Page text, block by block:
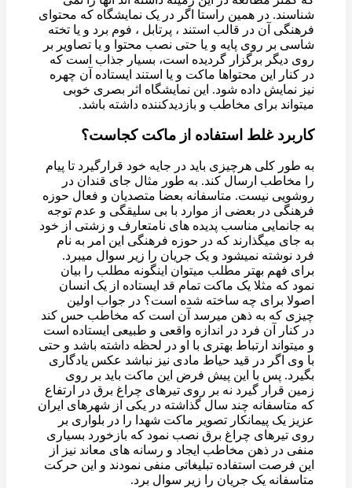
شناسند. در همین راستا اگر در یک نمایشگاه که محتوای
فرهنگی آن در قالب استند ، پرتابل ، فوم برد و یا تخته
شاسی بر روی پایه و یا حتی نصب محتوا و یا تصاویر بر
روی دیگر برگزار گردیده است، بسیار جذاب است که
در کنار این محتواها ماکت و یا استند ایستاده آن چهره
نیز نمایش داده شود. این نمایشگاه اثر بصری خوبی
میتواند برای مخاطب و بازدیدکننده داشته باشد.
کاربرد غلط استفاده از ماکت کجاست؟
به طور کلی هرچیزی باید در جایه خود قرارگیرد تا پیام
را مخاطب ارسال کند. به طور مثال جای قندان در
روشویی نیست. متاسفانه بعضا متصدیان و فعال حوزه
فرهنگی در بعضی از موارد با بی سلیقگی و عدم توجه
به جانمایی مناسب پدیده های نامتعارف و زشتی از خود
به جای میگذارند که در حوزه فرهنگی این امر به نام
فرد نوشته نمیشود و یک جریان را زیر سوال میبرد.
برای فهم بهتر مطلب میتوان اینگونه مطلب را بیان
نمود که مثلا یک ماکت تمام قد ایستاده از یک انسان
اصولا برای چه ساخته شده است؟ در جواب اولین
چیزی که به ذهن میرسد آن است که مخاطب حس کند
در کنار آن فرد در اندازه واقعی و طبیعی ایستاده است
و میتواند ارتباط بهتری با او در لحظه داشته باشد و حتی
با وی اگر در قید حیاط مادی نیز نباشد عکس یادگاری
بگیرد. پس با این پیش فرض این ماکت باید بر روی
زمین قرار گیرد نه بر روی تیرهای چراغ برق در ارتفاع
که متاسفانه چند سال گذاشته در یکی از شهرهای ایران
عزیز یک پیمانکار تصویر ماکت شهدا را در بلواری بر
روی تیرهای چراغ برق نصب نمود که بازخورد بسیاری
منفی در ذهن مخاطب ایجاد و رسانه های معاند نیز از
این فرصت استفاده تبلیغاتی منفی نمودند و این حرکت
متاسفانه یک جریان را زیر سوال برد.